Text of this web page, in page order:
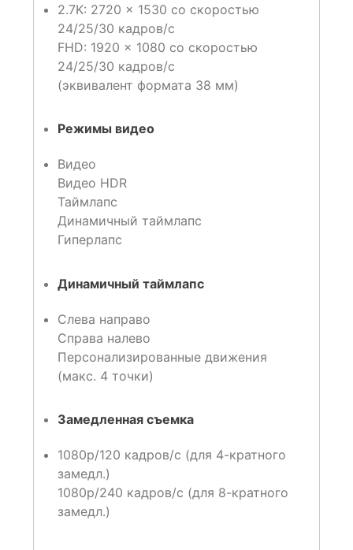
2.7K: 2720 × 1530 со скоростью
24/25/30 кадров/с
FHD: 1920 × 1080 со скоростью
24/25/30 кадров/с
(эквивалент формата 38 мм)
Режимы видео
Видео
Видео HDR
Таймлапс
Динамичный таймлапс
Гиперлапс
Динамичный таймлапс
Слева направо
Справа налево
Персонализированные движения
(макс. 4 точки)
Замедленная съемка
1080p/120 кадров/с (для 4-кратного
замедл.)
1080p/240 кадров/с (для 8-кратного
замедл.)